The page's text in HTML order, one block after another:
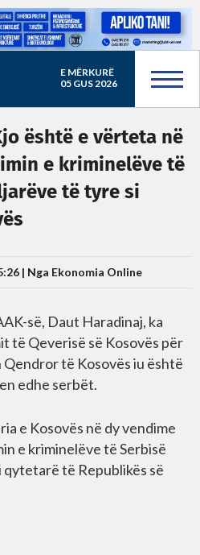
E MËRKURË
05 GUS 2026
është e vërteta në
e kriminelëve të
të tyre si
| Nga Ekonomia Online
së, Daut Haradinaj, ka
të Qeverisë së Kosovës për
të Kosovës iu është
edhe serbët.
e Kosovës në dy vendime
e kriminelëve të Serbisë
të Republikës së